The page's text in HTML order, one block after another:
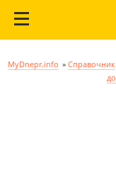
MyDnepr.info » Справочник